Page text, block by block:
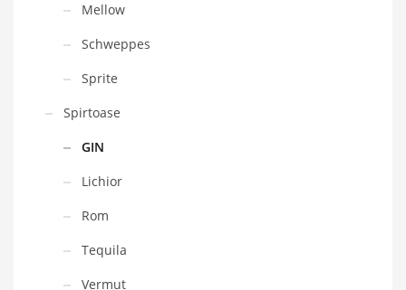
Mellow
Schweppes
Sprite
Spirtoase
GIN
Lichior
Rom
Tequila
Vermut